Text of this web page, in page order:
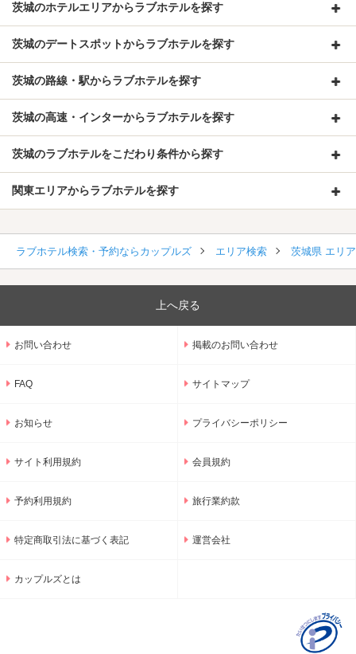
茨城のホテルエリアからラブホテルを探す
茨城のデートスポットからラブホテルを探す
茨城の路線・駅からラブホテルを探す
茨城の高速・インターからラブホテルを探す
茨城のラブホテルをこだわり条件から探す
関東エリアからラブホテルを探す
ラブホテル検索・予約ならカップルズ エリア検索 茨城県 エリ
上へ戻る
お問い合わせ 掲載のお問い合わせ
FAQ サイトマップ
お知らせ プライバシーポリシー
サイト利用規約 会員規約
予約利用規約 旅行業約款
特定商取引法に基づく表記 運営会社
カップルズとは